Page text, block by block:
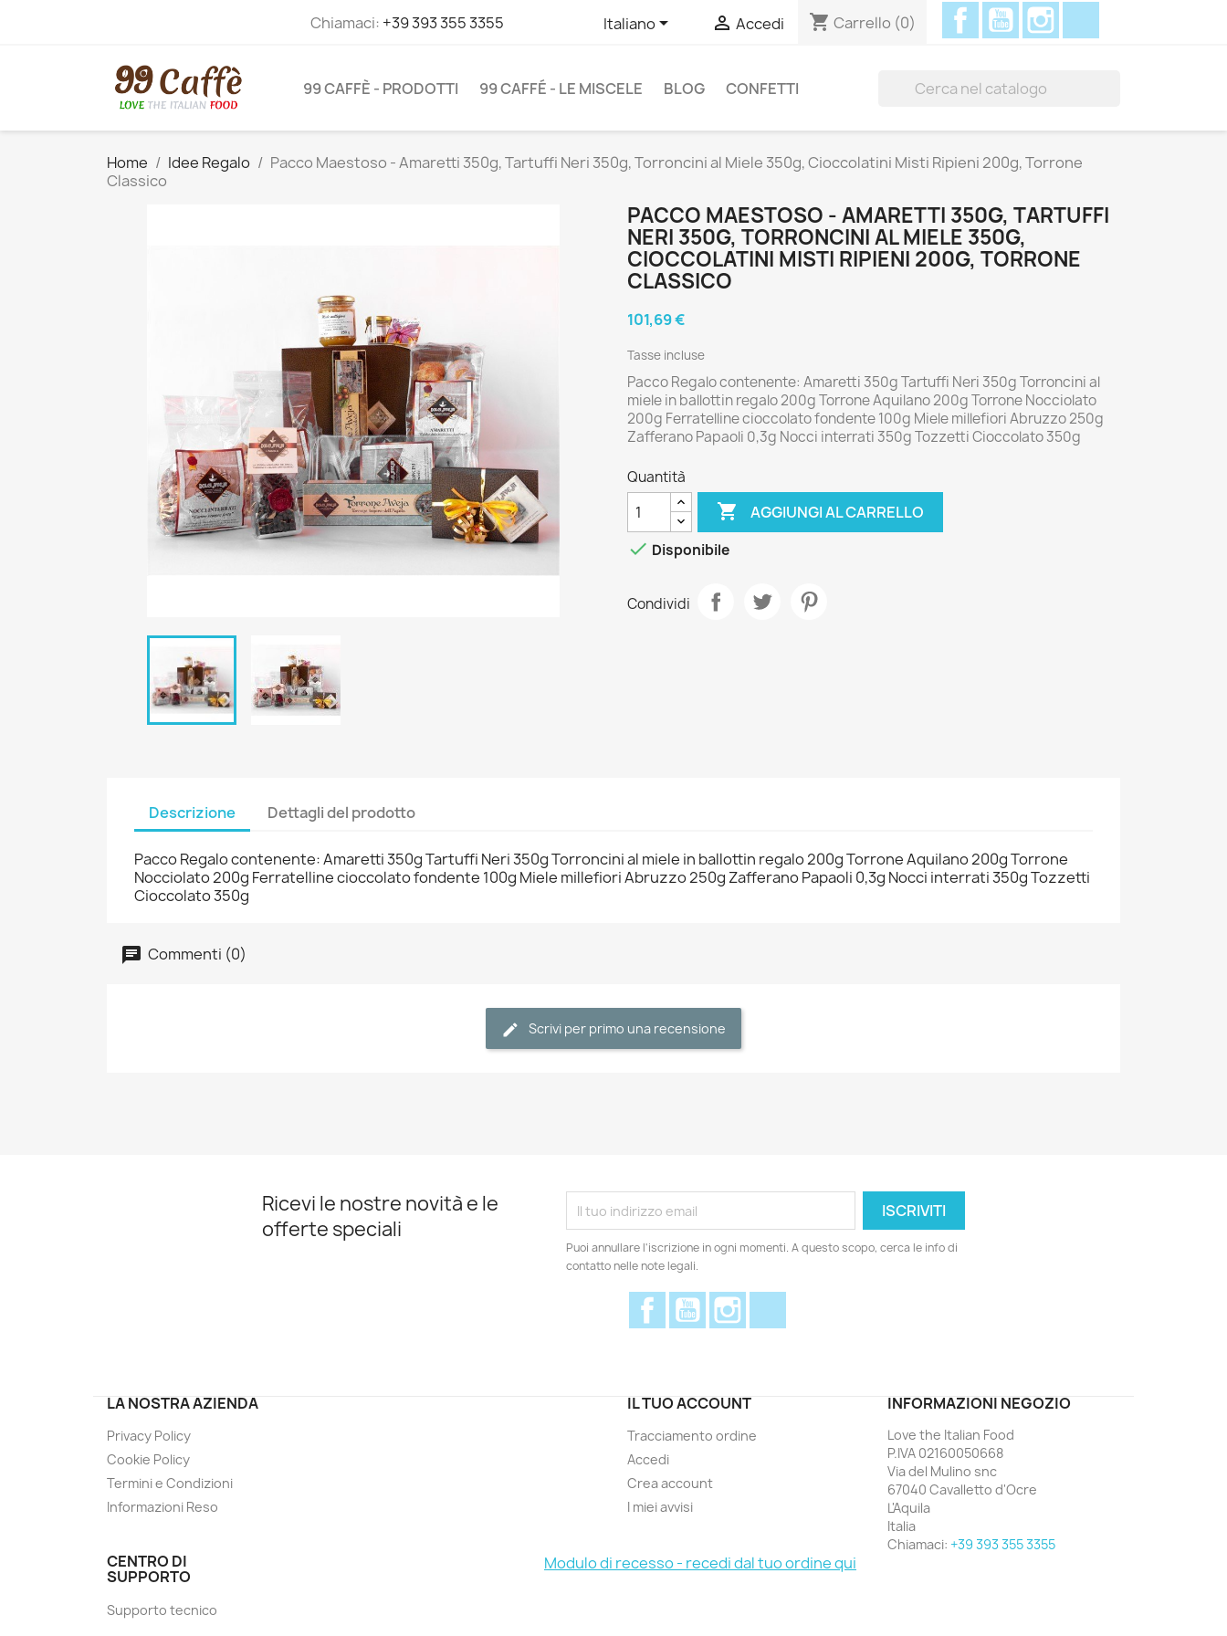
Chiamaci: +39 393 355 3355 Italiano  Accedi shopping_cart Carrello (0)
FacebookYouTube
99 CAFFÈ - PRODOTTI 99 CAFFÉ - LE MISCELE BLOG CONFETTI
Home Idee Regalo
Pacco Maestoso - Amaretti 350g, Tartuffi Neri 350g, Torroncini al Miele 350g, Cioccolatini Misti Ripieni 200g, Torrone
Classico
PACCO MAESTOSO - AMARETTI 350G, TARTUFFI
NERI 350G, TORRONCINI AL MIELE 350G,
CIOCCOLATINI MISTI RIPIENI 200G, TORRONE
CLASSICO
101,69 €
Tasse incluse
Pacco Regalo contenente: Amaretti 350g Tartuffi Neri 350g Torroncini al
miele in ballottin regalo 200g Torrone Aquilano 200g Torrone Nocciolato
200g Ferratelline cioccolato fondente 100g Miele millefiori Abruzzo 250g
Zafferano Papaoli 0,3g Nocci interrati 350g Tozzetti Cioccolato 350g
Quantità
 AGGIUNGI AL CARRELLO
 Disponibile
Condividi
Descrizione Dettagli del prodotto
Pacco Regalo contenente: Amaretti 350g Tartuffi Neri 350g Torroncini al miele in ballottin regalo 200g Torrone Aquilano 200g Torrone
Nocciolato 200g Ferratelline cioccolato fondente 100g Miele millefiori Abruzzo 250g Zafferano Papaoli 0,3g Nocci interrati 350g Tozzetti
Cioccolato 350g
Commenti (0)
Scrivi per primo una recensione
Ricevi le nostre novità e le
offerte speciali
Puoi annullare l'iscrizione in ogni momenti. A questo scopo, cerca le info di
contatto nelle note legali.
FacebookYouTube
LA NOSTRA AZIENDA
Privacy Policy
Cookie Policy
Termini e Condizioni
Informazioni Reso
IL TUO ACCOUNT
Tracciamento ordine
Accedi
Crea account
I miei avvisi
INFORMAZIONI NEGOZIO
Love the Italian Food
P.IVA 02160050668
Via del Mulino snc
67040 Cavalletto d'Ocre
L'Aquila
Italia
Chiamaci: +39 393 355 3355
CENTRO DI
SUPPORTO
Supporto tecnico
Modulo di recesso - recedi dal tuo ordine qui